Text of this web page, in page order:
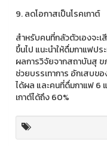
9. ลดโอกาสเป็นโรคเกาต์
สำหรับคนที่กลัวตัวเองจะเ
ขึ้นไป แนะนำให้ดื่มกาแฟป
ผลการวิจัยจากสถาบันสุ
ช่วยบรรเทาการ อักเสบข
ได้ผล และคนที่ดื่มกาแฟ 6
เกาต์ได้ถึง 60%